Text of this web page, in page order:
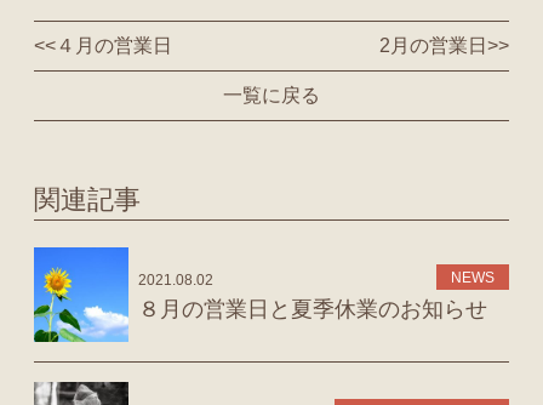
<<４月の営業日 2月の営業日 >>
一覧に戻る
関連記事
2021.08.02 NEWS
８月の営業日と夏季休業のお知らせ